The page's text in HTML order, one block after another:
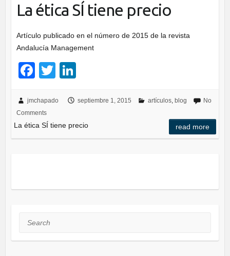
La ética SÍ tiene precio
Artículo publicado en el número de 2015 de la revista
Andalucía Management
F
c
e
b
k
T
tt
er
k
e
dI
jmchapado septiembre 1, 2015 artículos, blog
No
Comments
La ética SÍ tiene precio read more
Search